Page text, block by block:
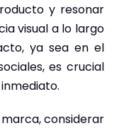
y resonar
visual a lo largo
ya sea en el
es crucial
considerar